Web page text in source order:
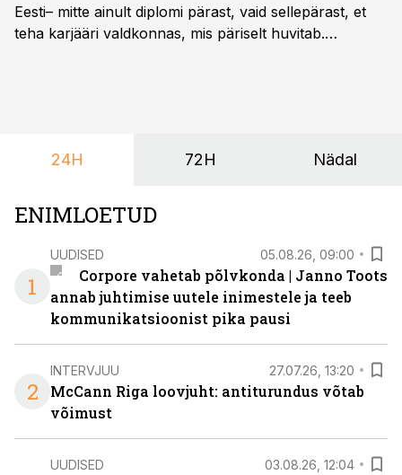
Eesti– mitte ainult diplomi pärast, vaid sellepärast, et
teha karjääri valdkonnas, mis päriselt huvitab.
24H 72H Nädal
ENIMLOETUD
1
UUDISED 05.08.26, 09:00
Corpore vahetab põlvkonda | Janno Toots
annab juhtimise uutele inimestele ja teeb
kommunikatsioonist pika pausi
2
INTERVJUU 27.07.26, 13:20
McCann Riga loovjuht: antiturundus võtab
võimust
UUDISED 03.08.26, 12:04